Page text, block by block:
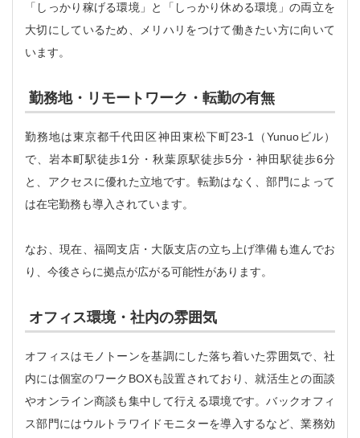
「しっかり稼げる環境」と「しっかり休める環境」の両立を
大切にしているため、メリハリをつけて働きたい方に向いて
います。
勤務地・リモートワーク・転勤の有無
勤務地は東京都千代田区神田東松下町23-1（Yunuoビル）
で、岩本町駅徒歩1分・秋葉原駅徒歩5分・神田駅徒歩6分
と、アクセスに優れた立地です。転勤はなく、部門によって
は在宅勤務も導入されています。
なお、現在、福岡支店・大阪支店の立ち上げ準備も進んでお
り、今後さらに拠点が広がる可能性があります。
オフィス環境・社内の雰囲気
オフィスはモノトーンを基調にした落ち着いた雰囲気で、社
内には個室のワークBOXも設置されており、就活生との面談
やオンライン商談も集中して行える環境です。バックオフィ
ス部門にはウルトラワイドモニターを導入するなど、業務効